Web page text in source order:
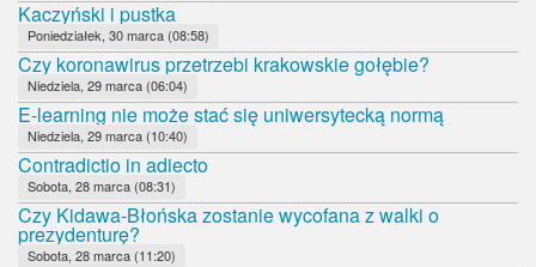
Kaczyński i pustka
Poniedziałek, 30 marca (08:58)
Czy koronawirus przetrzebi krakowskie gołębie?
Niedziela, 29 marca (06:04)
E-learning nie może stać się uniwersytecką normą
Niedziela, 29 marca (10:40)
Contradictio in adiecto
Sobota, 28 marca (08:31)
Czy Kidawa-Błońska zostanie wycofana z walki o
prezydenturę?
Sobota, 28 marca (11:20)